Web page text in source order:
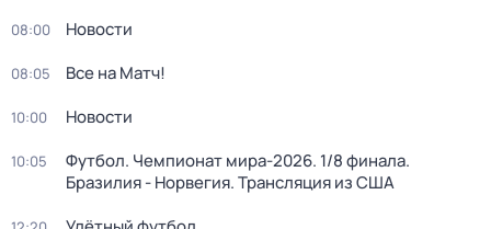
08:00 Новости
08:05 Все на Матч!
10:00 Новости
10:05
Футбол. Чемпионат мира-2026. 1/8 финала.
Бразилия - Норвегия. Трансляция из США